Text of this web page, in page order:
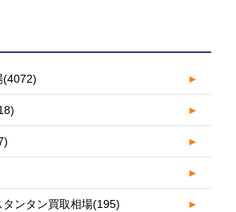
(4072) ►
►
►
►
ンタン買取相場(195) ►